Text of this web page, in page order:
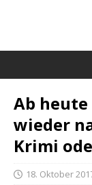
Ab
wieder
Krimi
18. Oktober